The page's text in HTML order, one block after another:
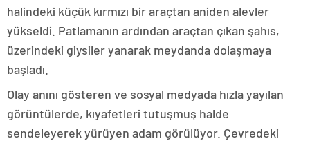
halindeki küçük kırmızı bir araçtan aniden alevler
yükseldi. Patlamanın ardından araçtan çıkan şahıs,
üzerindeki giysiler yanarak meydanda dolaşmaya
başladı.
Olay anını gösteren ve sosyal medyada hızla yayılan
görüntülerde, kıyafetleri tutuşmuş halde
sendeleyerek yürüyen adam görülüyor. Çevredeki